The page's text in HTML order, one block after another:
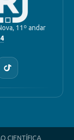
11º andar
CIENTÍFICA